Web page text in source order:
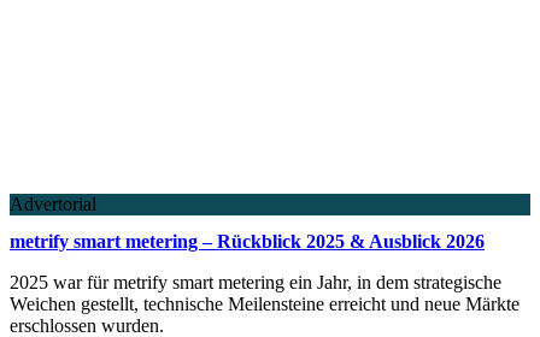
Advertorial
metrify smart metering – Rückblick 2025 & Ausblick 2026
2025 war für metrify smart metering ein Jahr, in dem strategische
Weichen gestellt, technische Meilensteine erreicht und neue Märkte
erschlossen wurden.